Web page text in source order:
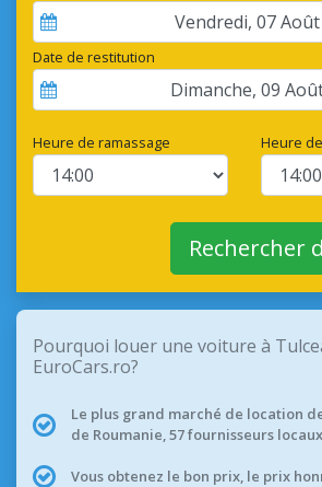
Vendredi, 07Août
Date de restitution
Dimanche, 09
Heure de ramassage Heure
Rechercher
Pourquoi louer une voiture à
EuroCars.ro?
Le plus grand marché de location
de Roumanie, 57 fournisseurs
Vous obtenez le bon prix, le prix